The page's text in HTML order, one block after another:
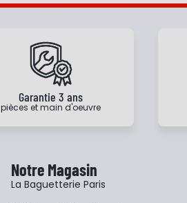
Garantie 3 ans
pièces et main d'oeuvre
Notre Magasin
La Baguetterie Paris